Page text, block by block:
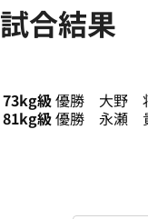
試合結果
73kg級優勝 大野
81kg級優勝 永瀬